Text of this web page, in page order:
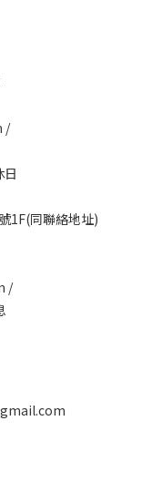
/
1F(同聯絡地址)
/